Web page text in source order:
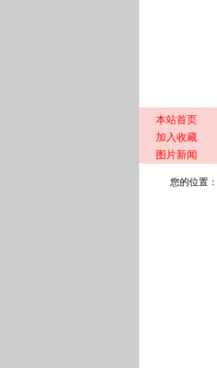
本站首页
加入收藏
图片新闻
您的位置：